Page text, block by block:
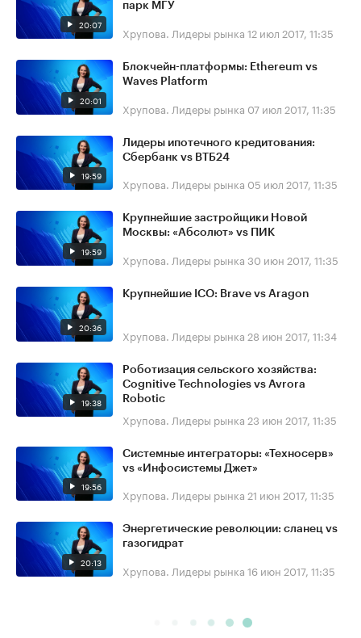
20:07
парк МГУ
Хрупова. Лидеры рынка 12 июл 2017, 11:35
20:01
Блокчейн-платформы: Ethereum vs
Waves Platform
Хрупова. Лидеры рынка 07 июл 2017, 11:35
19:59
Лидеры ипотечного кредитования:
Сбербанк vs ВТБ24
Хрупова. Лидеры рынка 05 июл 2017, 11:35
19:59
Крупнейшие застройщики Новой
Москвы: «Абсолют» vs ПИК
Хрупова. Лидеры рынка 30 июн 2017, 11:35
20:36
Крупнейшие ICO: Brave vs Aragon
Хрупова. Лидеры рынка 28 июн 2017, 11:34
19:38
Роботизация сельского хозяйства:
Cognitive Technologies vs Avrora
Robotic
Хрупова. Лидеры рынка 23 июн 2017, 11:35
19:56
Системные интеграторы: «​Техносерв»
vs «Инфосистемы Джет»
Хрупова. Лидеры рынка 21 июн 2017, 11:35
20:13
Энергетические революции: сланец vs
газогидрат
Хрупова. Лидеры рынка 16 июн 2017, 11:35